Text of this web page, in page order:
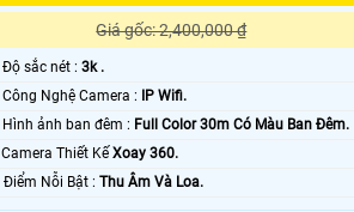
Giá gốc: 2,400,000 ₫
👁 Độ sắc nét : 3k .
🤖️ Công Nghệ Camera :
IP Wifi.
🌈 Hình ảnh ban đêm : Full Color 30m Có Màu Ban Ðêm.
♊ Camera Thiết Kế Xoay 360.
️🔈 Điểm Nỗi Bật : Thu Âm Và Loa.